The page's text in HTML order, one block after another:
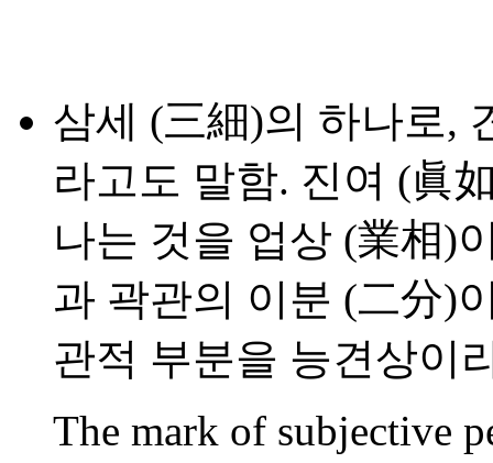
삼세 (三細)의 하나로,
라고도 말함. 진여 (眞
나는 것을 업상 (業相)
과 곽관의 이분 (二分)
관적 부분을 능견상이
The mark of subjective